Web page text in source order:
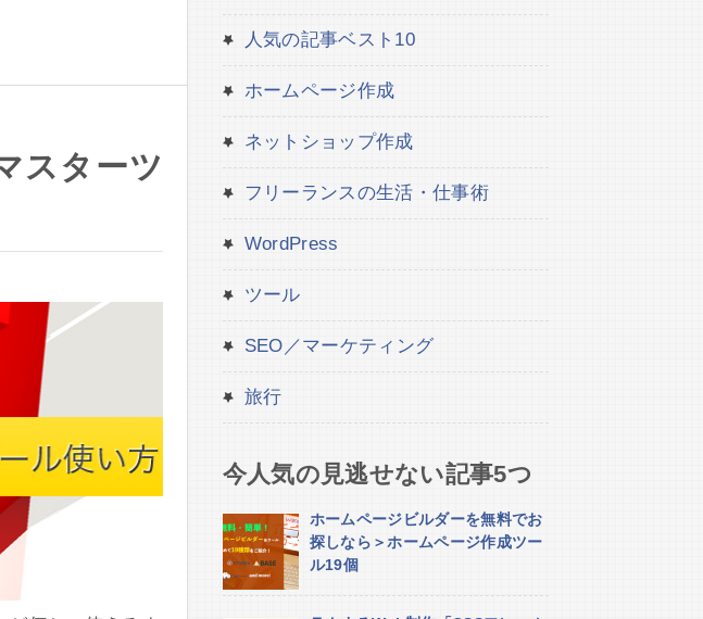
スターツ
人気の記事ベスト10
ホームページ作成
ネットショップ作成
フリーランスの生活・仕事術
WordPress
ツール
SEO／マーケティング
旅行
今人気の見逃せない記事5つ
ホームページビルダーを無料でお
探しなら＞ホームページ作成ツー
ル19個